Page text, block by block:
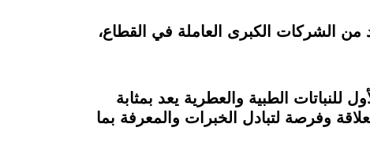
من الشركات الكبرى العاملة في القطاع،
الطبية والعطرية يعد بمثابة
وفرصة لتبادل الخبرات والمعرفة بما